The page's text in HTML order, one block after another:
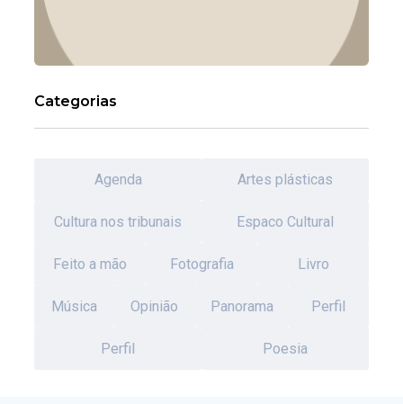
Categorias
Agenda Artes plásticas
Cultura nos tribunais Espaco Cultural
Feito a mão Fotografia Livro
Música Opinião Panorama Perfil
Perfil Poesia